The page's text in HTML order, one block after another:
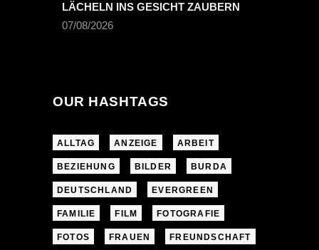
LÄCHELN INS GESICHT ZAUBERN
07/08/2026
OUR HASHTAGS
ALLTAG ANZEIGE ARBEIT
BEZIEHUNG BILDER BURDA
DEUTSCHLAND EVERGREEN
FAMILIE FILM FOTOGRAFIE
FOTOS FRAUEN FREUNDSCHAFT